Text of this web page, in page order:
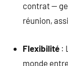
contrat —
réunion,
Flexibilité :
monde